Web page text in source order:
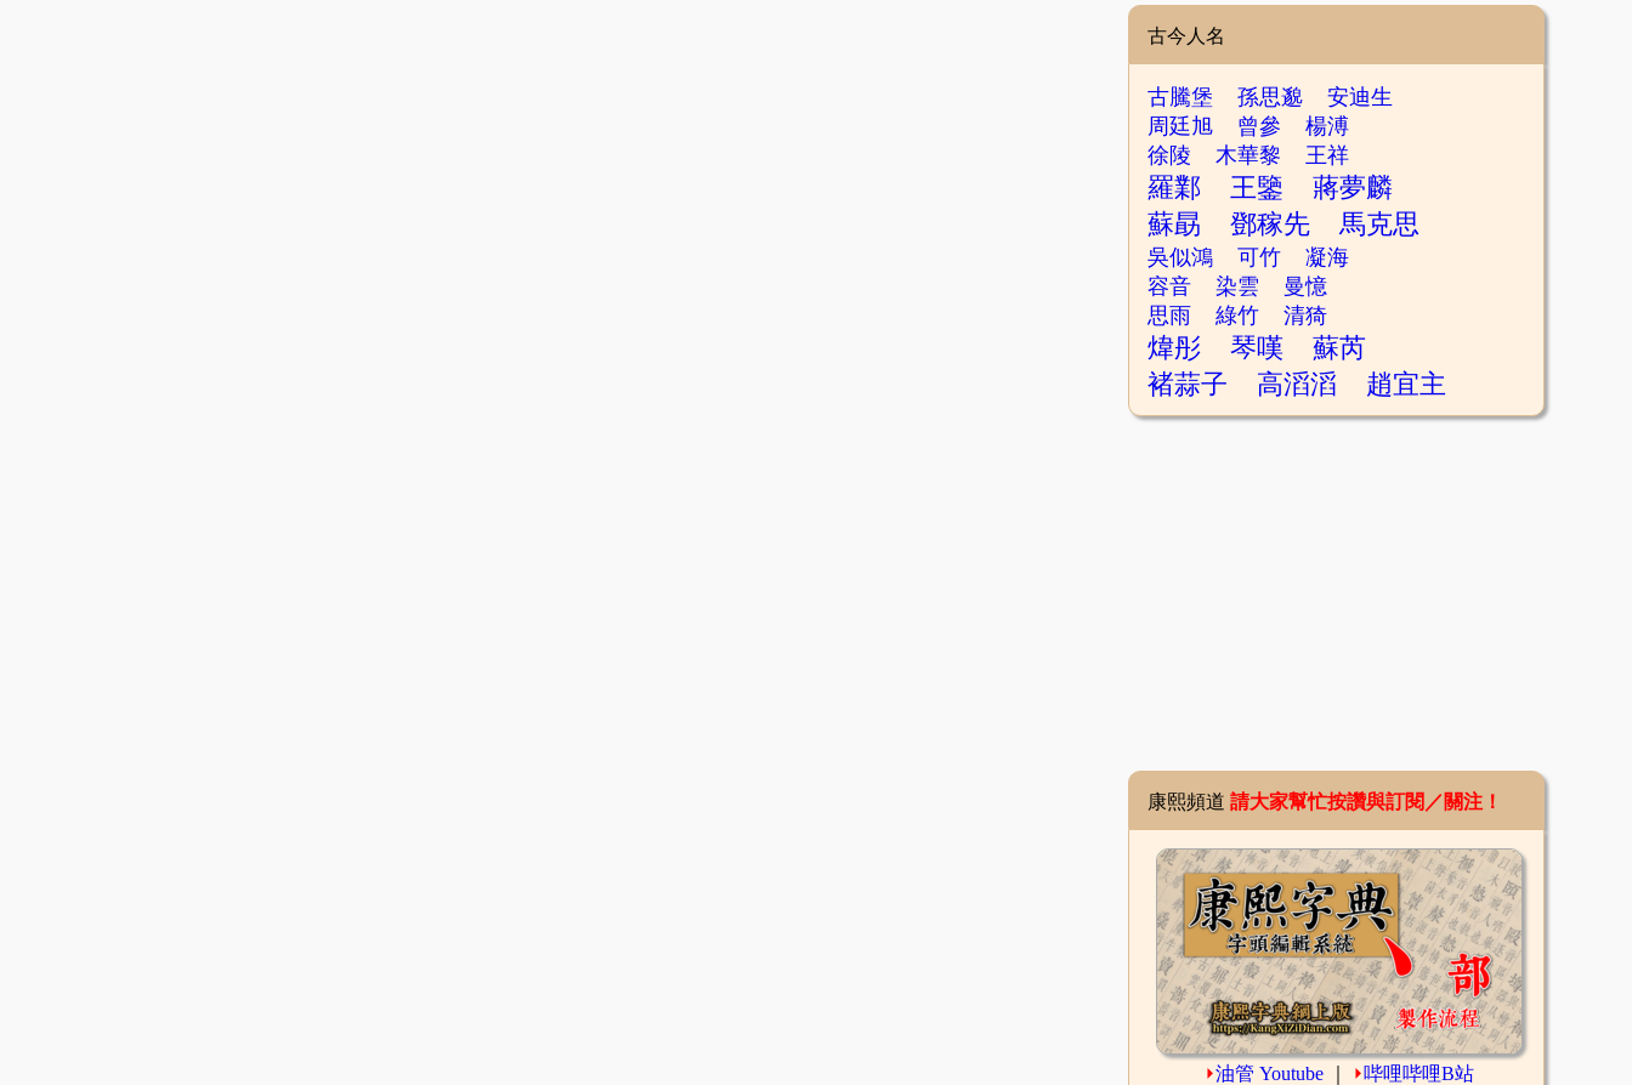
古今人名
古騰堡 孫思邈
安迪生
周廷旭
曾參
楊溥
徐陵
木華黎 王祥
羅鄴 王鑒
蔣夢麟
蘇勗
鄧稼先 馬克思
吳似鴻 可竹
凝海
容音
染雲
曼憶
思雨
綠竹 清猗
煒彤 琴嘆
蘇芮
褚蒜子
高滔滔 趙宜主
康熙頻道 請大家幫忙按讚與訂閱／關注！
⏵油管 Youtube ⏵哔哩哔哩B站